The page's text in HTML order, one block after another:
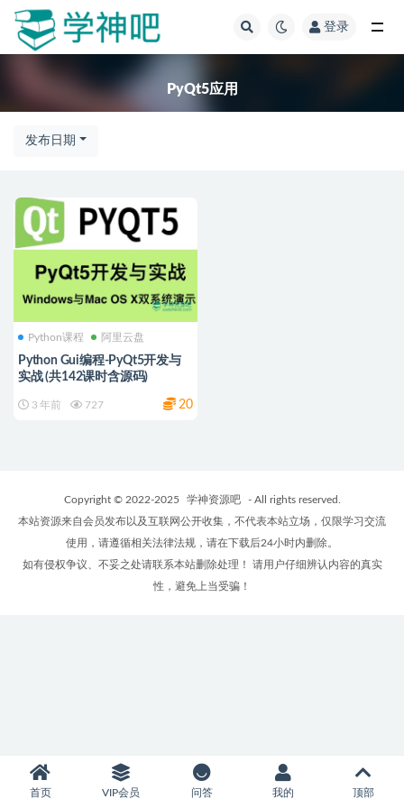
登录
PyQt5应用
发布日期
Python课程 阿里云盘
Python Gui编程-PyQt5开发与
实战 (共142课时含源码)
3 年前 727 20
Copyright © 2022-2025 学神资源吧
- All rights reserved.
本站资源来自会员发布以及互联网公开收集，不代表本站立场，仅限学习交流
使用，请遵循相关法律法规，请在下载后24小时内删除。
如有侵权争议、不妥之处请联系本站删除处理！ 请用户仔细辨认内容的真实
性，避免上当受骗！
首页 VIP会员 问答 我的 顶部